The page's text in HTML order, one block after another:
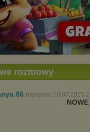
rozmowy
napisano 10.07.2015